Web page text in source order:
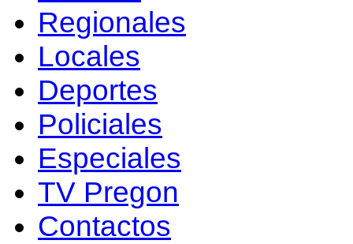
Regionales
Locales
Deportes
Policiales
Especiales
TV Pregon
Contactos